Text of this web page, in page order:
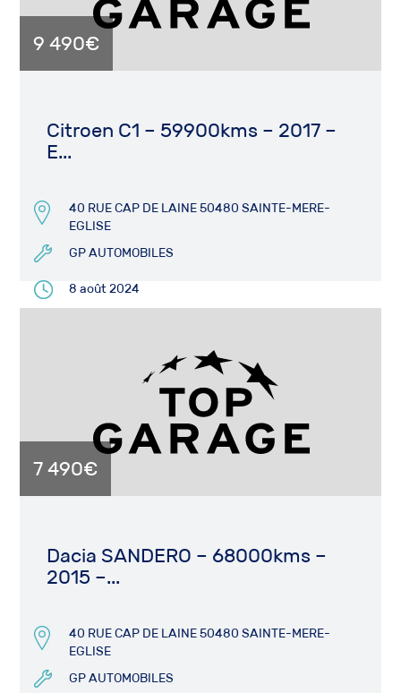
9 490€
Citroen C1 – 59900kms – 2017 –
E...
40 RUE CAP DE LAINE 50480 SAINTE-MERE-
EGLISE
GP AUTOMOBILES
8 août 2024
7 490€
Dacia SANDERO – 68000kms –
2015 –...
40 RUE CAP DE LAINE 50480 SAINTE-MERE-
EGLISE
GP AUTOMOBILES